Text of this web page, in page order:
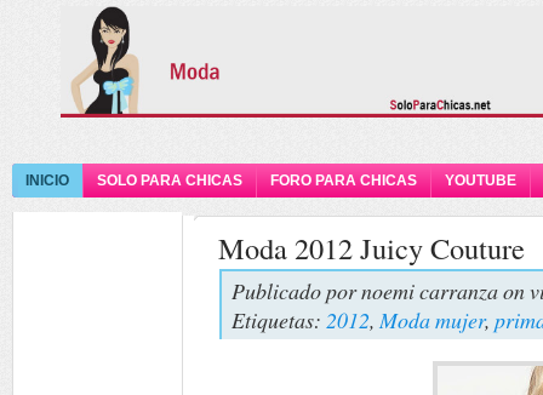
INICIO SOLO PARA CHICAS FORO PARA CHICAS YOUTUBE
Moda 2012 Juicy Couture
Publicado pornoemi carranzaon
Etiquetas: 2012, Moda mujer,